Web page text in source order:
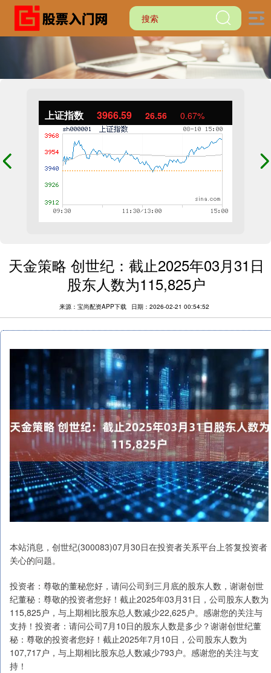
上证指数 3966.59 26.56 0.67%
天金策略 创世纪：截止2025年03月31日
股东人数为115,825户
来源：宝尚配资APP下载 日期：2026-02-21 00:54:52
本站消息，创世纪(300083)07月30日在投资者关系平台上答复投资者
关心的问题。
投资者：尊敬的董秘您好，请问公司到三月底的股东人数，谢谢创世
纪董秘：尊敬的投资者您好！截止2025年03月31日，公司股东人数为
115,825户，与上期相比股东总人数减少22,625户。感谢您的关注与
支持！投资者：请问公司7月10日的股东人数是多少？谢谢创世纪董
秘：尊敬的投资者您好！截止2025年7月10日，公司股东人数为
107,717户，与上期相比股东总人数减少793户。感谢您的关注与支
持！